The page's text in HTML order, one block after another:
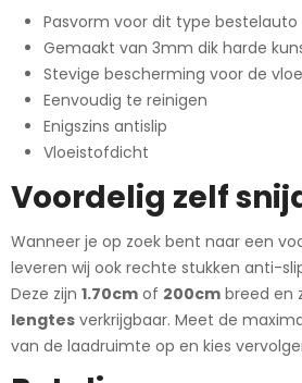
Pasvorm voor dit type bestelauto
Gemaakt van 3mm dik harde
Stevige bescherming voor de
Eenvoudig te reinigen
Enigszins antislip
Vloeistofdicht
Voordelig zelf
Wanneer je op zoek bent naar een
leveren wij ook rechte stukken anti-
Deze zijn 1.70cm of 200cm breed en
lengtes verkrijgbaar. Meet de
van de laadruimte op en kies